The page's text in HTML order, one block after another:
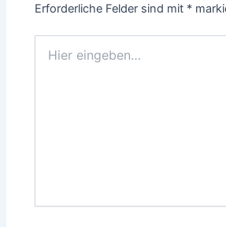
Erforderliche Felder sind mit *
eingeben…